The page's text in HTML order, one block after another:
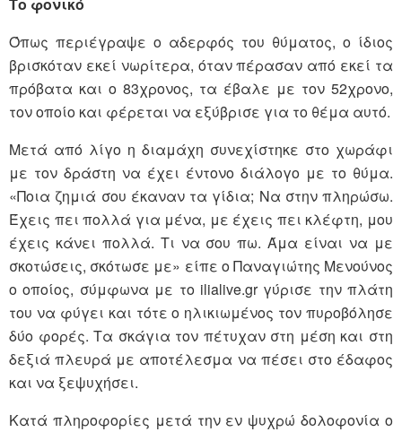
Το φονικό
Όπως περιέγραψε ο αδερφός του θύματος, ο ίδιος
βρισκόταν εκεί νωρίτερα, όταν πέρασαν από εκεί τα
πρόβατα και ο 83χρονος, τα έβαλε με τον 52χρονο,
τον οποίο και φέρεται να εξύβρισε για το θέμα αυτό.
Μετά από λίγο η διαμάχη συνεχίστηκε στο χωράφι
με τον δράστη να έχει έντονο διάλογο με το θύμα.
«Ποια ζημιά σου έκαναν τα γίδια; Να στην πληρώσω.
Έχεις πει πολλά για μένα, με έχεις πει κλέφτη, μου
έχεις κάνει πολλά. Τι να σου πω. Άμα είναι να με
σκοτώσεις, σκότωσε με» είπε ο Παναγιώτης Μενούνος
ο οποίος, σύμφωνα με το ilialive.gr γύρισε την πλάτη
του να φύγει και τότε ο ηλικιωμένος τον πυροβόλησε
δύο φορές. Τα σκάγια τον πέτυχαν στη μέση και στη
δεξιά πλευρά με αποτέλεσμα να πέσει στο έδαφος
και να ξεψυχήσει.
Κατά πληροφορίες μετά την εν ψυχρώ δολοφονία ο